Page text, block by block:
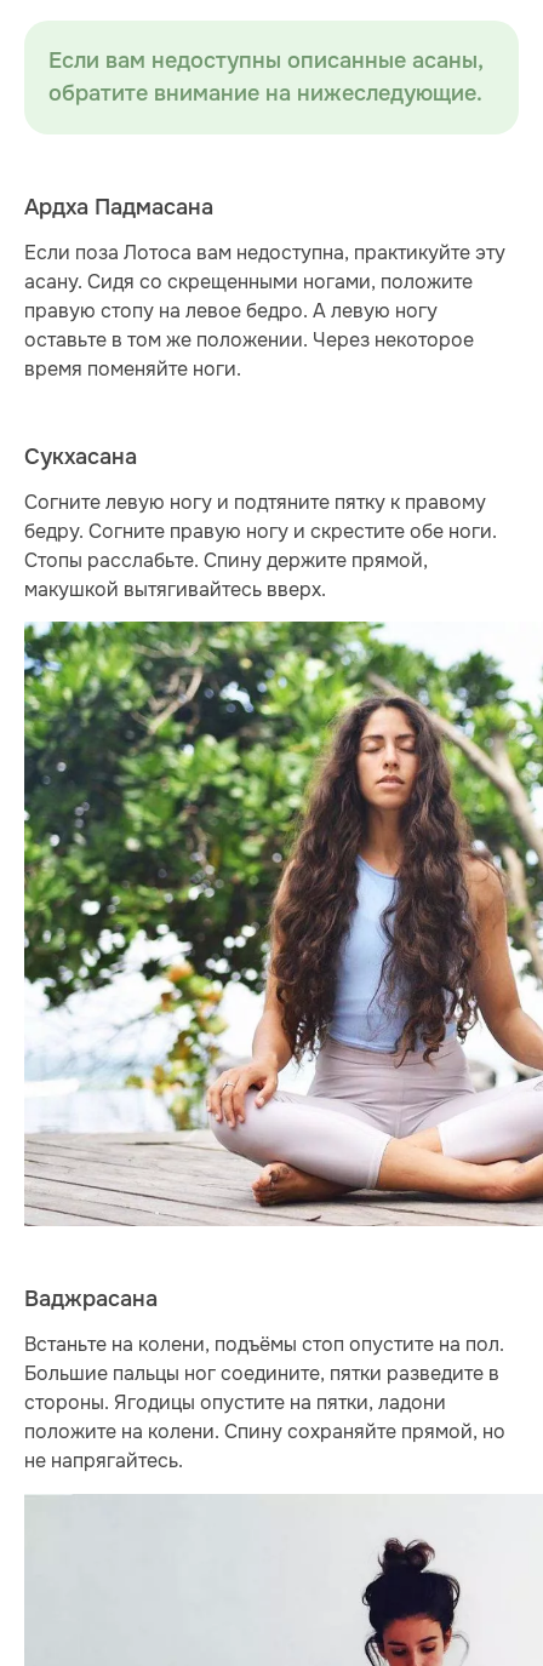
Если вам недоступны описанные асаны,
обратите внимание на нижеследующие.
Ардха Падмасана
Если поза Лотоса вам недоступна, практикуйте эту
асану. Сидя со скрещенными ногами, положите
правую стопу на левое бедро. А левую ногу
оставьте в том же положении. Через некоторое
время поменяйте ноги.
Сукхасана
Согните левую ногу и подтяните пятку к правому
бедру. Согните правую ногу и скрестите обе ноги.
Стопы расслабьте. Спину держите прямой,
макушкой вытягивайтесь вверх.
Ваджрасана
Встаньте на колени, подъёмы стоп опустите на пол.
Большие пальцы ног соедините, пятки разведите в
стороны. Ягодицы опустите на пятки, ладони
положите на колени. Спину сохраняйте прямой, но
не напрягайтесь.